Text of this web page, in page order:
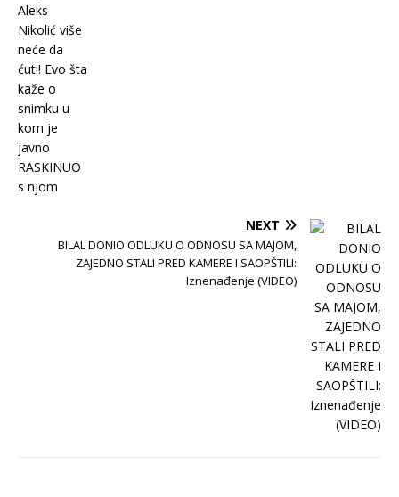
NEXT
BILAL DONIO ODLUKU O ODNOSU SA MAJOM,
ZAJEDNO STALI PRED KAMERE I SAOPŠTILI:
Iznenađenje (VIDEO)